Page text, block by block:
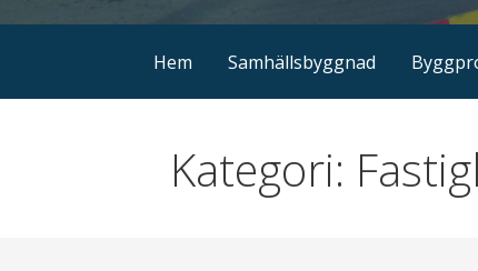
l
Hem Samhällsbyggnad
Kategori: